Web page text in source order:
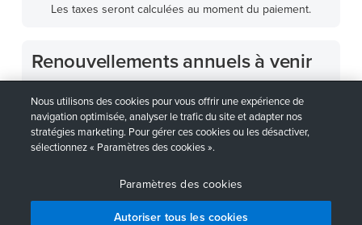
Les taxes seront calculées au moment du paiement.
Renouvellements annuels à venir
Camtasia Pro Individual
599,00 $US
Sous-total estimé le 8 août 2027
599,00 $US
Nous utilisons des cookies pour vous offrir une expérience de
navigation optimisée, analyser le trafic du site et adapter nos
stratégies marketing. Pour gérer ces cookies ou les désactiver,
sélectionnez « Paramètres des cookies ».
Paramètres des cookies
Autoriser tous les cookies